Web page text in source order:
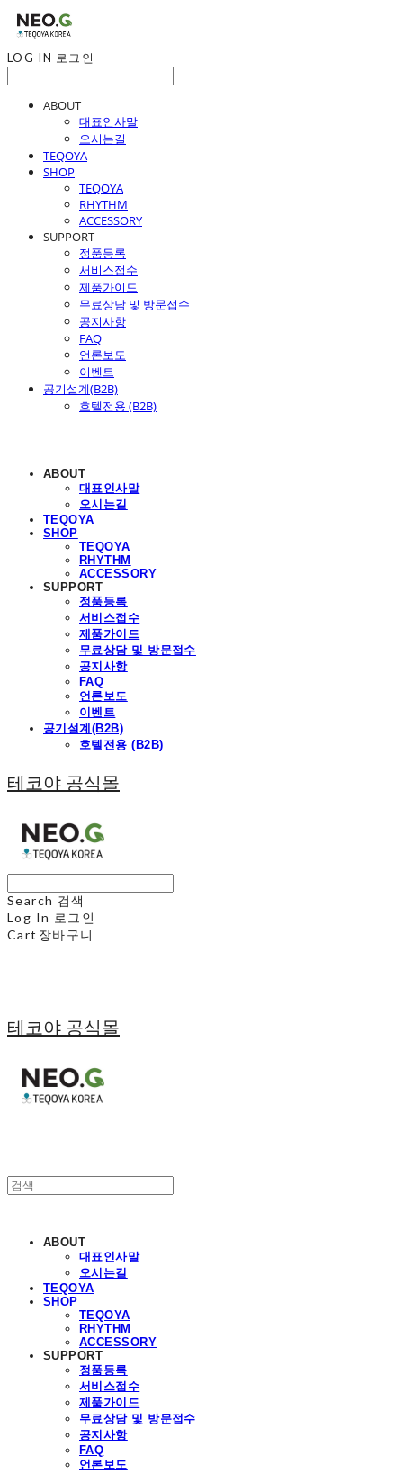
LOG IN 로그인
ABOUT
대표인사말
오시는길
TEQOYA
SHOP
TEQOYA
RHYTHM
ACCESSORY
SUPPORT
정품등록
서비스접수
제품가이드
무료상담 및 방문접수
공지사항
FAQ
언론보도
이벤트
공기설계(B2B)
호텔전용 (B2B)
ABOUT
대표인사말
오시는길
TEQOYA
SHOP
TEQOYA
RHYTHM
ACCESSORY
SUPPORT
정품등록
서비스접수
제품가이드
무료상담 및 방문접수
공지사항
FAQ
언론보도
이벤트
공기설계(B2B)
호텔전용 (B2B)
테코야 공식몰
Search 검색
Log In 로그인
Cart 장바구니
테코야 공식몰
ABOUT
대표인사말
오시는길
TEQOYA
SHOP
TEQOYA
RHYTHM
ACCESSORY
SUPPORT
정품등록
서비스접수
제품가이드
무료상담 및 방문접수
공지사항
FAQ
언론보도